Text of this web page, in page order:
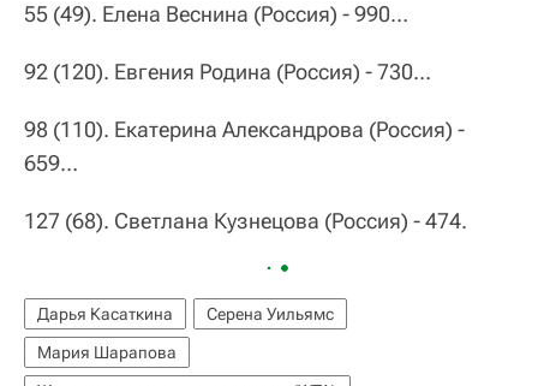
55 (49). Елена Веснина (Россия) - 990…
92 (120). Евгения Родина (Россия) - 730…
98 (110). Екатерина Александрова (Россия) -
659…
127 (68). Светлана Кузнецова (Россия) - 474.
Дарья Касаткина
Серена Уильямс
Мария Шарапова